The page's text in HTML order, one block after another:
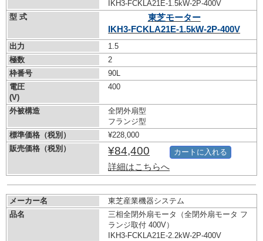
IKH3-FCKLA21E-1.5kW-2P-400V
型 式
東芝モーター
IKH3-FCKLA21E-1.5kW-2P-400V
出力
1.5
極数
2
枠番号
90L
電圧
(V)
400
外被構造
全閉外扇型
フランジ型
標準価格（税別）
¥228,000
販売価格（税別）
¥84,400
詳細はこちらへ
カートに入れる
メーカー名
東芝産業機器システム
品名
三相全閉外扇モータ（全閉外扇モータ フ
ランジ取付 400V）
IKH3-FCKLA21E-2.2kW-2P-400V